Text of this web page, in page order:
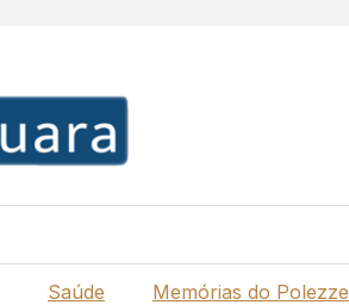
Saúde
Memórias do Polezze